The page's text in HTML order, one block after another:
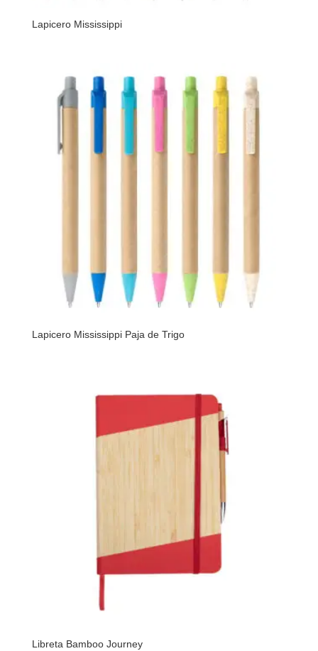
Lapicero Mississippi
Lapicero Mississippi Paja de Trigo
Libreta Bamboo Journey